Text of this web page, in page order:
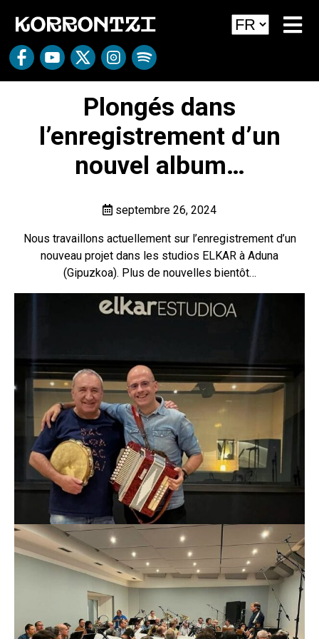
Plongés dans
l’enregistrement d’un
nouvel album…
septembre 26, 2024
Nous travaillons actuellement sur l’enregistrement d’un
nouveau projet dans les studios ELKAR à Aduna
(Gipuzkoa). Plus de nouvelles bientôt…